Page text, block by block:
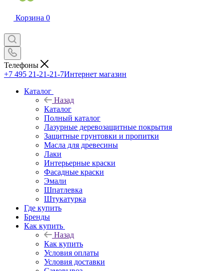
Корзина 0
Телефоны
+7 495 21-21-21-7Интернет магазин
Каталог
Назад
Каталог
Полный каталог
Лазурные деревозащитные покрытия
Защитные грунтовки и пропитки
Масла для древесины
Лаки
Интерьерные краски
Фасадные краски
Эмали
Шпатлевка
Штукатурка
Где купить
Бренды
Как купить
Назад
Как купить
Условия оплаты
Условия доставки